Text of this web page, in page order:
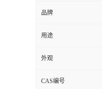
品牌
用途
外观
CAS编号